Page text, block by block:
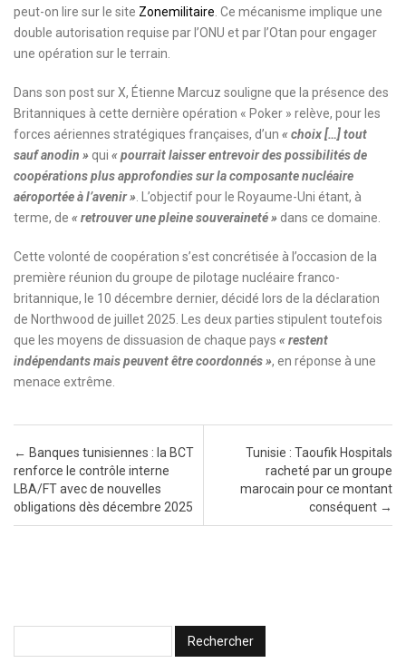
peut-on lire sur le site Zonemilitaire . Ce mécanisme implique une
double autorisation requise par l’ONU et par l’Otan pour engager
une opération sur le terrain.
Dans son post sur X, Étienne Marcuz souligne que la présence des
Britanniques à cette dernière opération « Poker » relève, pour les
forces aériennes stratégiques françaises, d’un « choix […] tout
sauf anodin » qui « pourrait laisser entrevoir des possibilités de
coopérations plus approfondies sur la composante nucléaire
aéroportée à l’avenir » . L’objectif pour le Royaume-Uni étant, à
terme, de « retrouver une pleine souveraineté» dans ce domaine.
Cette volonté de coopération s’est concrétisée à l’occasion de la
première réunion du groupe de pilotage nucléaire franco-
britannique, le 10 décembre dernier, décidé lors de la déclaration
de Northwood de juillet 2025. Les deux parties stipulent toutefois
que les moyens de dissuasion de chaque pays « restent
indépendants mais peuvent être coordonnés », en réponse à une
menace extrême.
Post navigation
← Banques tunisiennes : la BCT
renforce le contrôle interne
LBA/FT avec de nouvelles
obligations dès décembre 2025
Tunisie : Taoufik Hospitals
racheté par un groupe
marocain pour ce montant
conséquent →